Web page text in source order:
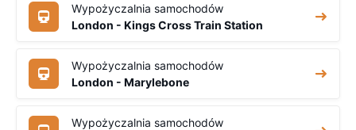
Wypożyczalnia samochodów
London - Kings Cross Train Station
Wypożyczalnia samochodów
London - Marylebone
Wypożyczalnia samochodów